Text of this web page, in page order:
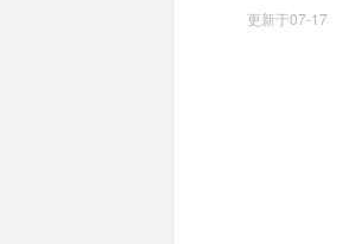
更新于07-17